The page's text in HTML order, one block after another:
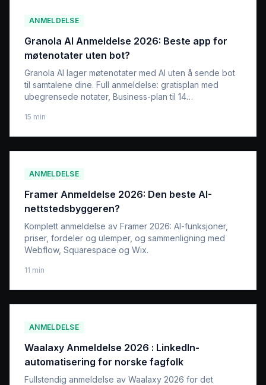
ANMELDELSE
Granola AI Anmeldelse 2026: Beste app for
møtenotater uten bot?
Granola AI lager møtenotater med AI uten å sende bot
til samtalene dine. Full anmeldelse: gratisplan med
ubegrensede notater, Business-plan til 14
Jamie, og hvem verktøyet passer for.
15 min
ANMELDELSE
Framer Anmeldelse 2026: Den beste AI-
nettstedsbyggeren?
Komplett anmeldelse av Framer 2026: AI-funksjoner,
priser, fordeler og ulemper, og sammenligning med
Webflow, Squarespace og Wix.
11 min
ANMELDELSE
Waalaxy Anmeldelse 2026 : LinkedIn-
automatisering for norske fagfolk
Fullstendig anmeldelse av Waalaxy 2026 for det